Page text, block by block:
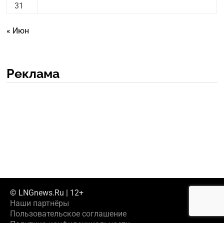
31
« Июн
Реклама
© LNGnews.Ru | 12+
Наши партнёры
Пользовательское соглашение
Политика конфиденциальности